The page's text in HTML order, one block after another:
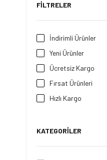
FILTRELER
İndirimli Ürünler
Yeni Ürünler
Ücretsiz Kargo
Fırsat Ürünleri
Hızlı Kargo
KATEGORILER